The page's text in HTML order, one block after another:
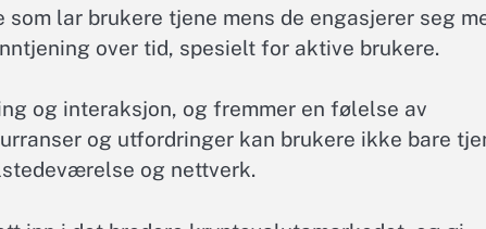
lar brukere tjene mens de engasjerer seg
over tid, spesielt for aktive brukere.
og interaksjon, og fremmer en følelse av
og utfordringer kan brukere ikke bare
og nettverk.